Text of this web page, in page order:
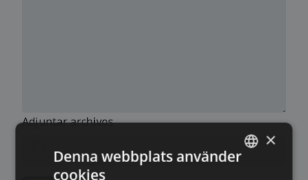
Adjuntar archivos
×
Denna webbplats använder
cookies